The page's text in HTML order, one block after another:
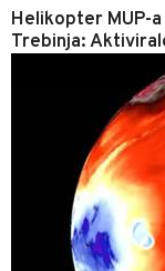
Helikopter MUP-
Trebinja: